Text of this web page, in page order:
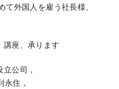
外国人を雇う社長様、
座、承ります
公司，
住，